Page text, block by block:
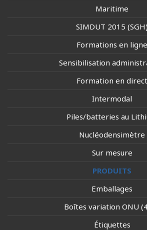
Maritime
SIMDUT 2015 (SGH)
Formations en ligne
Sensibilisation
Formation en direct
Intermodal
Piles/batteries au
Nucléodensimètre
Sur mesure
PRODUITS
Emballages
Boîtes variation ONU
Étiquettes